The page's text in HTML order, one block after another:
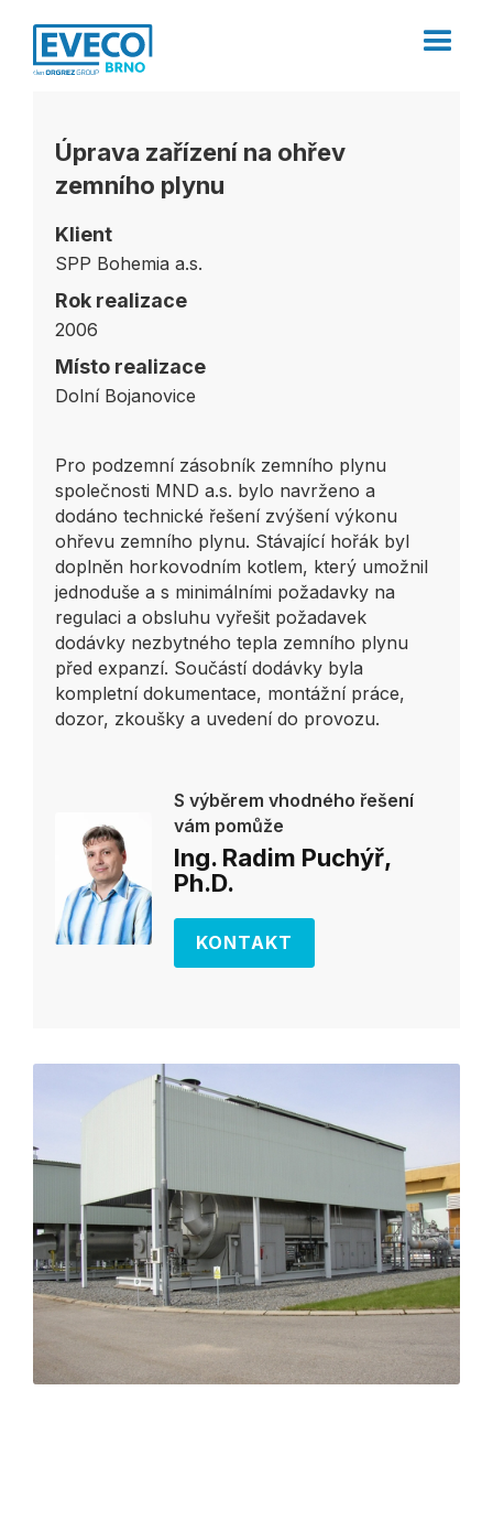
Úprava zařízení na ohřev
zemního plynu
Klient
SPP Bohemia a.s.
Rok realizace
2006
Místo realizace
Dolní Bojanovice
Pro podzemní zásobník zemního plynu
společnosti MND a.s. bylo navrženo a
dodáno technické řešení zvýšení výkonu
ohřevu zemního plynu. Stávající hořák byl
doplněn horkovodním kotlem, který umožnil
jednoduše a s minimálními požadavky na
regulaci a obsluhu vyřešit požadavek
dodávky nezbytného tepla zemního plynu
před expanzí. Součástí dodávky byla
kompletní dokumentace, montážní práce,
dozor, zkoušky a uvedení do provozu.
S výběrem vhodného řešení
vám pomůže
Ing. Radim Puchýř,
Ph.D.
KONTAKT